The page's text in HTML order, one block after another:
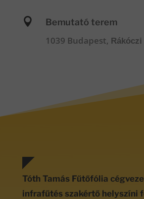
 Bemutató terem
1039 Budapest, Rákóczi
Tóth Tamás Fűtőfólia
infrafűtés szakértő helyszíni